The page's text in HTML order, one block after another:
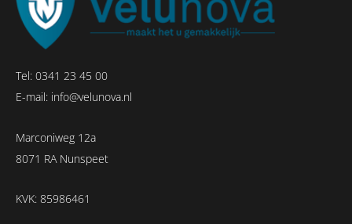
Tel: 0341 23 45 00
E-mail: info@velunova.nl
Marconiweg 12a
8071 RA Nunspeet
KVK: 85986461